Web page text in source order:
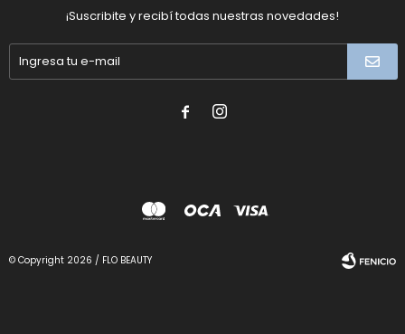
¡Suscribite y recibí todas nuestras novedades!
 
© Copyright 2026 / FLO BEAUTY